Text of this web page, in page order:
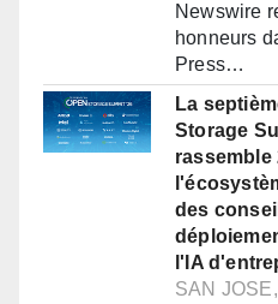
Newswire
honneurs
Press…
La
Storage
rassemble
des
l'IA
SAN